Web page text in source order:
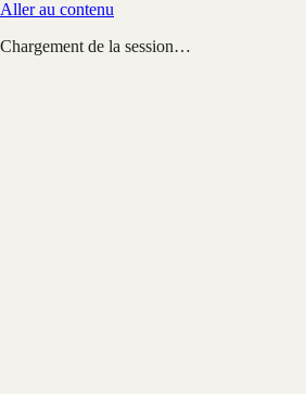
Aller au contenu
Chargement de la session…